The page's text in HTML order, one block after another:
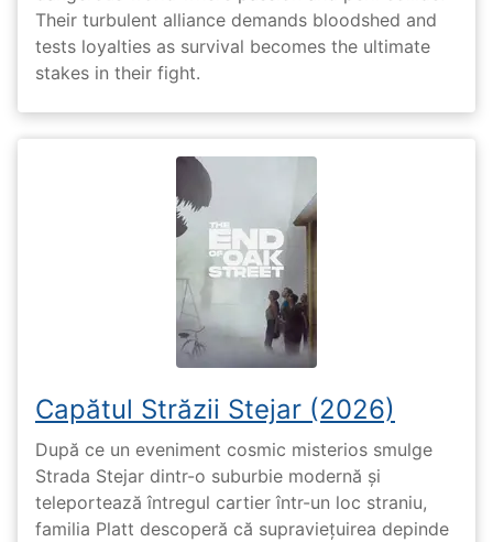
Their turbulent alliance demands bloodshed and
tests loyalties as survival becomes the ultimate
stakes in their fight.
Capătul Străzii Stejar (2026)
După ce un eveniment cosmic misterios smulge
Strada Stejar dintr-o suburbie modernă și
teleportează întregul cartier într-un loc straniu,
familia Platt descoperă că supraviețuirea depinde